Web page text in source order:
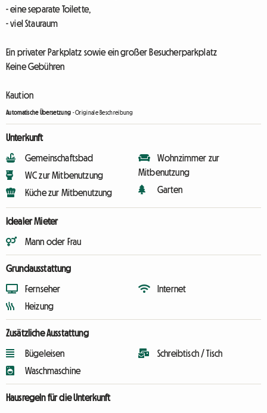
- eine separate Toilette,
- viel Stauraum
Ein privater Parkplatz sowie ein großer Besucherparkplatz
Keine Gebühren
Kaution
Automatische Übersetzung -Originale Beschreibung
Unterkunft
Gemeinschaftsbad
WC zur Mitbenutzung
Küche zur Mitbenutzung
Wohnzimmer zur
Mitbenutzung
Garten
Idealer Mieter
Mann oder Frau
Grundausstattung
Fernseher
Heizung
Internet
Zusätzliche Ausstattung
Bügeleisen
Waschmaschine
Schreibtisch / Tisch
Hausregeln für die Unterkunft